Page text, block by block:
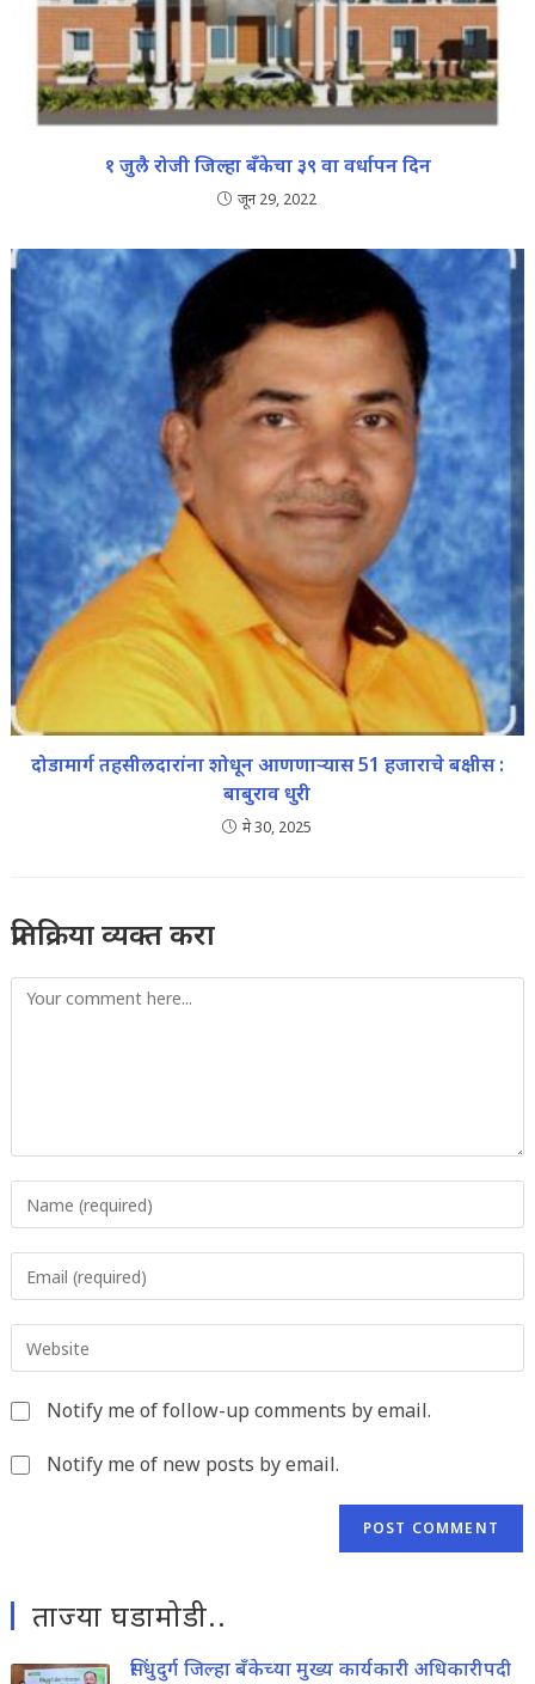
१ जुलै रोजी जिल्हा बँकेचा ३९ वा वर्धापन दिन
जून 29, 2022
दोडामार्ग तहसीलदारांना शोधून आणणाऱ्यास 51 हजाराचे बक्षीस :
बाबुराव धुरी
मे 30, 2025
प्रतिक्रिया व्यक्त करा
Comment
your
username
to
comment
your
address
toyour
URL
Notify me of follow-up comments by email.
Notify me of new posts by email.
ताज्या घडामोडी..
सिंधुदुर्ग जिल्हा बँकेच्या मुख्य कार्यकारी अधिकारीपदी